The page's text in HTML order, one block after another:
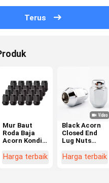
Terus
Mur Baut
Roda Baja
Acorn Kondisi
Suku Cadang
Harga terbaik
Black Acorn
Closed End
Lug Nuts
Thread 3/4"
Harga terbaik